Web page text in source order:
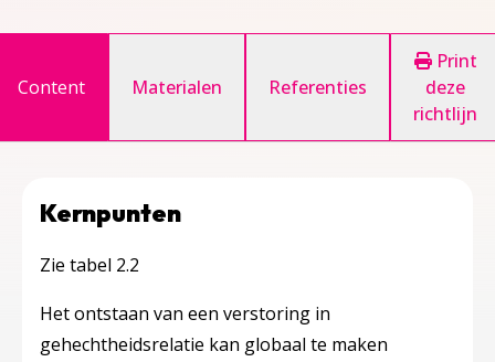
Content Materialen Referenties
Print
deze
richtlijn
Kernpunten
Zie tabel 2.2
Het ontstaan van een verstoring in
gehechtheidsrelatie kan globaal te maken